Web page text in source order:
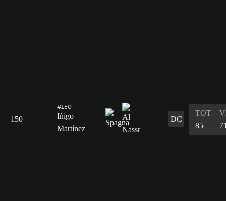
150
#150
Iñigo
Martínez
DC
TOT
85